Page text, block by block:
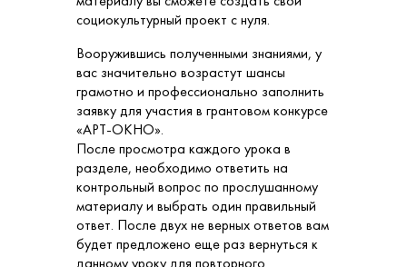
социокультурный проект с нуля.
Вооружившись полученными знаниями, у
вас значительно возрастут шансы
грамотно и профессионально заполнить
заявку для участия в грантовом конкурсе
«АРТ-ОКНО».
После просмотра каждого урока в
разделе, необходимо ответить на
контрольный вопрос по прослушанному
материалу и выбрать один правильный
ответ. После двух не верных ответов вам
будет предложено еще раз вернуться к
данному уроку для повторного